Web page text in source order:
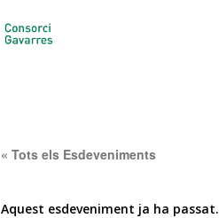
« Tots els Esdeveniments
Aquest esdeveniment ja ha passat.